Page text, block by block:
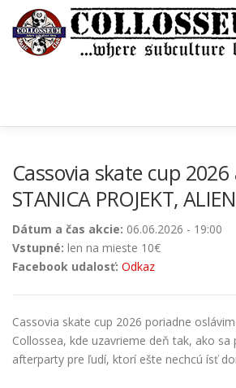
Prejsť
obsah
Cassovia skate cup
STANICA PROJEKT,
Dátum a čas akcie: 06.06.2026 - 19:00
Vstupné: len na mieste 10€
Facebook udalosť: Odkaz
Cassovia skate cup 2026 poriadne
Collossea, kde uzavrieme deň tak, ako
afterparty pre ľudí, ktorí ešte nechcú ísť